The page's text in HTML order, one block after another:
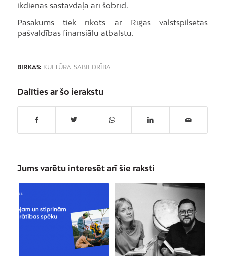
ikdienas sastāvdaļa arī šobrīd.
Pasākums tiek rīkots ar Rīgas valstspilsētas
pašvaldības finansiālu atbalstu.
BIRKAS: KULTŪRA, SABIEDRĪBA
Dalīties ar šo ierakstu
Jums varētu interesēt arī šie raksti